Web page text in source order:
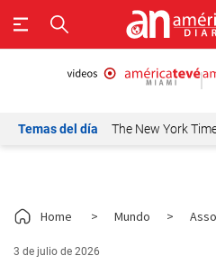
Temas del día The New York
Home > Mundo >
3 de julio de 2026